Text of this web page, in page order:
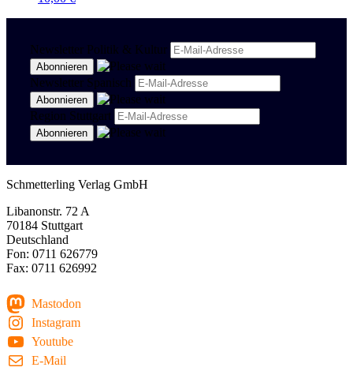
Newsletter Politik & Kultur
Newsletter Spanisch
Region Stuttgart
Schmetterling Verlag GmbH
Libanonstr. 72 A
70184 Stuttgart
Deutschland
Fon: 0711 626779
Fax: 0711 626992
Mastodon
Instagram
Youtube
E-Mail